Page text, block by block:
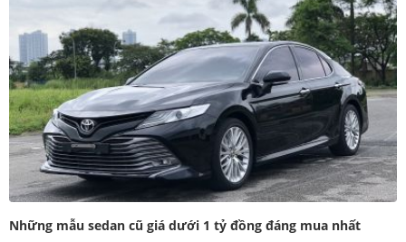
Những mẫu sedan cũ giá dưới 1 tỷ đồng đáng mua nhất